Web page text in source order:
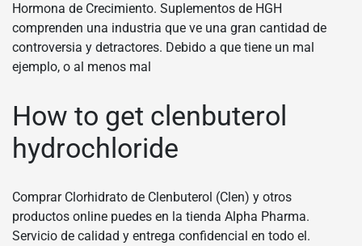
Hormona de Crecimiento. Suplementos de HGH
comprenden una industria que ve una gran cantidad de
controversia y detractores. Debido a que tiene un mal
ejemplo, o al menos mal
How to get clenbuterol
hydrochloride
Comprar Clorhidrato de Clenbuterol (Clen) y otros
productos online puedes en la tienda Alpha Pharma.
Servicio de calidad y entrega confidencial en todo el.